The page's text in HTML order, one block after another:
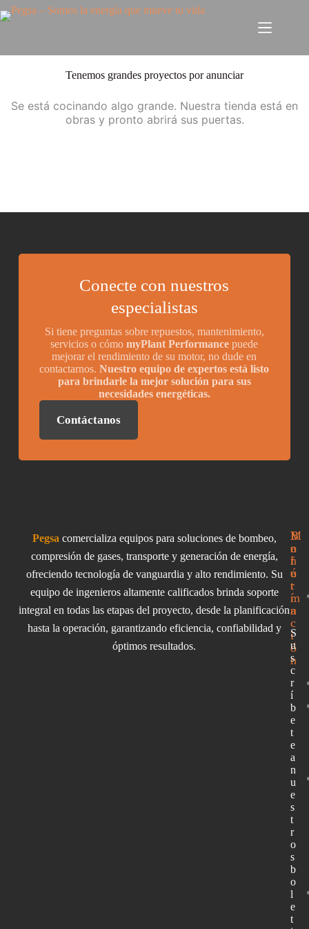
Tenemos grandes proyectos por anunciar
Se está cocinando algo grande. Nuestra tienda está en
obras y pronto abrirá sus puertas.
Conecte con nuestros
especialistas
Si tiene preguntas sobre repuestos, mantenimiento,
servicios o cómomyPlant Performance puede
mejorar el rendimiento de su motor, no dude en
contactarnos.Nuestro equipo de expertos está listo
para brindarle la mejor solución para sus
necesidades energéticas.
Contáctanos
Pegsa comercializa equipos para soluciones de bombeo,
compresión de gases, transporte y generación de energía,
ofreciendo tecnología de vanguardia y alto rendimiento. Su
equipo de ingenieros altamente calificados brinda soporte
integral en todas las etapas del proyecto, desde la planificación
hasta la operación, garantizando eficiencia, confiabilidad y
óptimos resultados.
I
n
f
o
r
m
a
c
i
ó
n
M
e
n
ú
B
o
l
e
t
í
n
S
u
s
c
r
í
b
e
t
e
a
n
u
e
s
t
r
o
s
b
o
l
e
t